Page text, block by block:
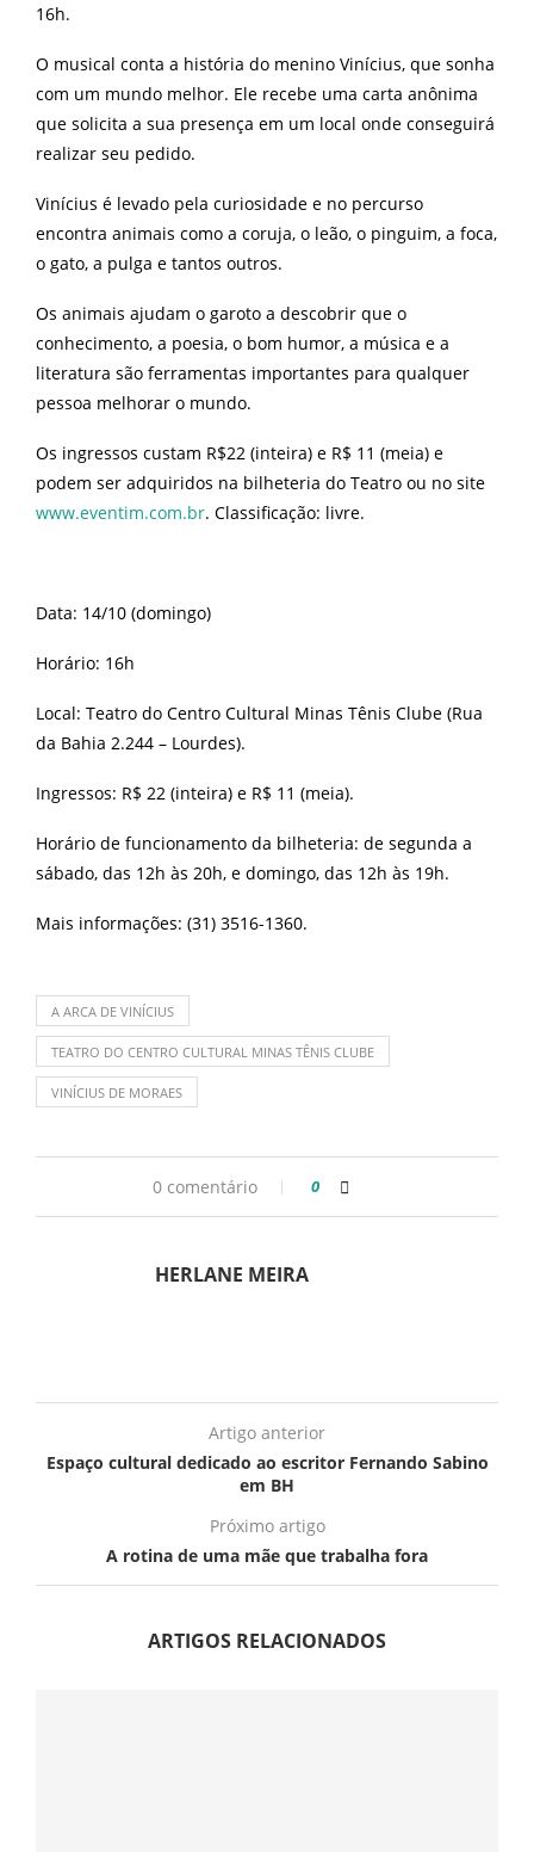
16h.
O musical conta a história do menino Vinícius, que sonha
com um mundo melhor. Ele recebe uma carta anônima
que solicita a sua presença em um local onde conseguirá
realizar seu pedido.
Vinícius é levado pela curiosidade e no percurso
encontra animais como a coruja, o leão, o pinguim, a foca,
o gato, a pulga e tantos outros.
Os animais ajudam o garoto a descobrir que o
conhecimento, a poesia, o bom humor, a música e a
literatura são ferramentas importantes para qualquer
pessoa melhorar o mundo.
Os ingressos custam R$22 (inteira) e R$ 11 (meia) e
podem ser adquiridos na bilheteria do Teatro ou no site
www.eventim.com.br. Classificação: livre.
Data: 14/10 (domingo)
Horário: 16h
Local: Teatro do Centro Cultural Minas Tênis Clube (Rua
da Bahia 2.244 – Lourdes).
Ingressos: R$ 22 (inteira) e R$ 11 (meia).
Horário de funcionamento da bilheteria: de segunda a
sábado, das 12h às 20h, e domingo, das 12h às 19h.
Mais informações: (31) 3516-1360.
A ARCA DE VINÍCIUS
TEATRO DO CENTRO CULTURAL MINAS TÊNIS CLUBE
VINÍCIUS DE MORAES
0 comentário 0
HERLANE MEIRA
Artigo anterior
Espaço cultural dedicado ao escritor Fernando Sabino
em BH
Próximo artigo
A rotina de uma mãe que trabalha fora
ARTIGOS RELACIONADOS